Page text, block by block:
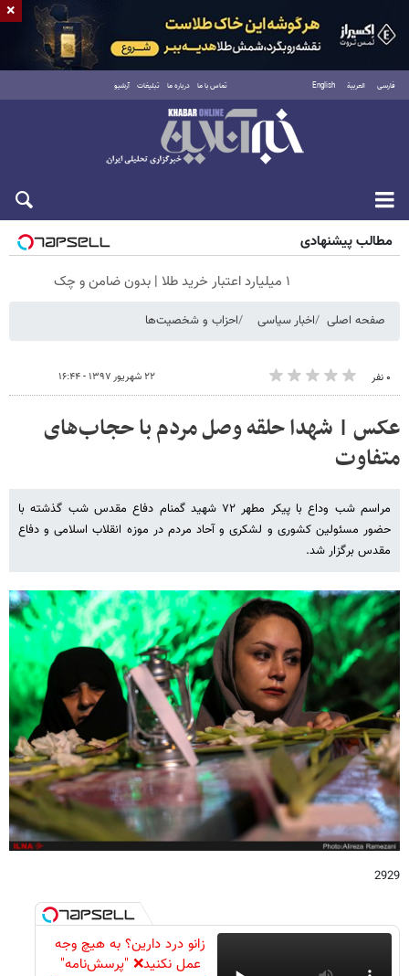
فارسی العربية English تماس با ما درباره ما تبلیغات آرشیو
جمعه ۱۶ مرداد ۱۴۰۵
مطالب پیشنهادی
۱ میلیارد اعتبار خرید طلا | بدون ضامن و چک
صفحه اصلی اخبار سیاسی احزاب و شخصیت‌ها
۰ نفر ۲۲ شهریور ۱۳۹۷ - ۱۶:۴۴
عکس | شهدا حلقه وصل مردم با حجاب‌های
متفاوت
مراسم شب وداع با پیکر مطهر ۷۲ شهید گمنام دفاع مقدس شب گذشته با
حضور مسئولین کشوری و لشکری و آحاد مردم در موزه انقلاب اسلامی و دفاع
مقدس برگزار شد.
2929
زانو درد دارین؟ به هیچ وجه
عمل نکنید❌ "پرسش‌نامه"
×